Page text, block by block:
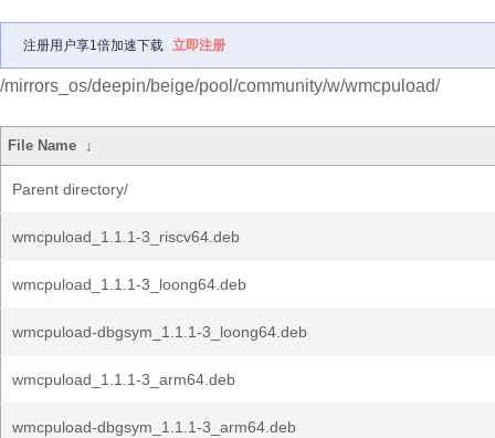
注册用户享1倍加速下载 立即注册
/mirrors_os/deepin/beige/pool/community/w/wmcpuload/
File Name ↓
Parent directory/
wmcpuload_1.1.1-3_riscv64.deb
wmcpuload_1.1.1-3_loong64.deb
wmcpuload-dbgsym_1.1.1-3_loong64.deb
wmcpuload_1.1.1-3_arm64.deb
wmcpuload-dbgsym_1.1.1-3_arm64.deb